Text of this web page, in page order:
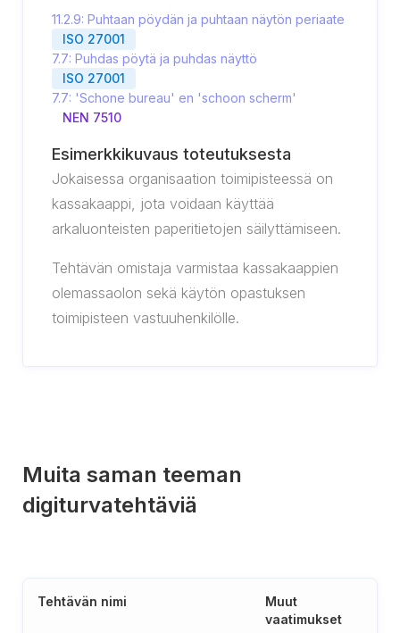
11.2.9: Puhtaan pöydän ja puhtaan näytön periaate
ISO 27001
7.7: Puhdas pöytä ja puhdas näyttö
ISO 27001
7.7: 'Schone bureau' en 'schoon scherm'
NEN 7510
Esimerkkikuvaus toteutuksesta
Jokaisessa organisaation toimipisteessä on
kassakaappi, jota voidaan käyttää
arkaluonteisten paperitietojen säilyttämiseen.
Tehtävän omistaja varmistaa kassakaappien
olemassaolon sekä käytön opastuksen
toimipisteen vastuuhenkilölle.
Muita saman teeman
digiturvatehtäviä
Tehtävän nimi
Muut
vaatimukset